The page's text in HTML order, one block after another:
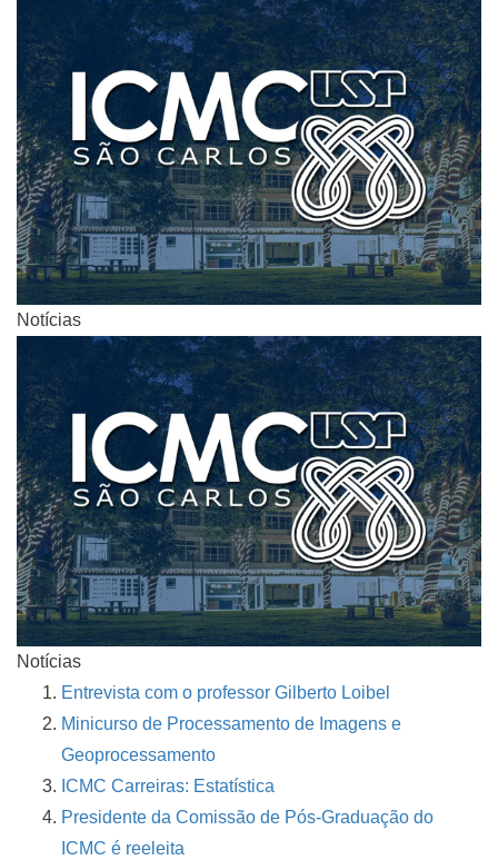
Notícias
Notícias
Entrevista com o professor Gilberto Loibel
Minicurso de Processamento de Imagens e
Geoprocessamento
ICMC Carreiras: Estatística
Presidente da Comissão de Pós-Graduação do
ICMC é reeleita